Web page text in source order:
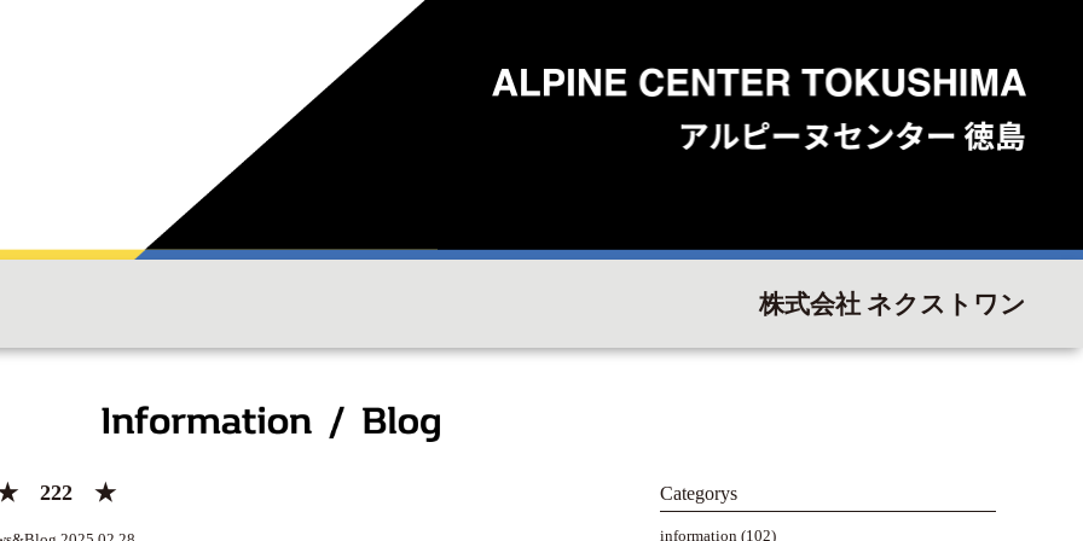
株式会社 ネクストワン
222 ★ Categorys
information(102)